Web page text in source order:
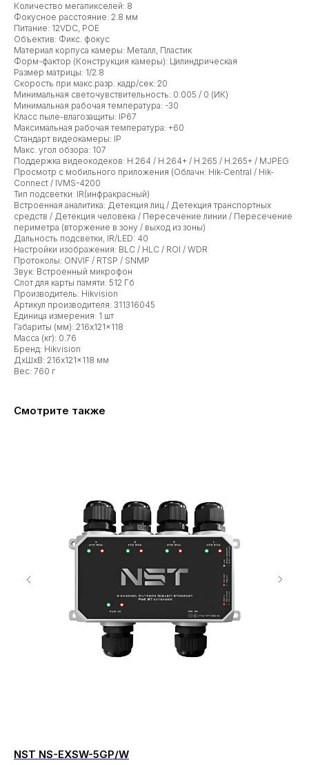
Количество мегапикселей: 8
Фокусное расстояние: 2.8 мм
Питание: 12VDC, POE
Объектив: Фикс. фокус
Материал корпуса камеры: Металл, Пластик
Форм-фактор (Конструкция камеры): Цилиндрическая
Размер матрицы: 1/2.8
Скорость при макс.разр. кадр/сек: 20
Минимальная светочувствительность: 0.005 / 0 (ИК)
Минимальная рабочая температура: -30
Класс пыле-влагозащиты: IP67
Максимальная рабочая температура: +60
Стандарт видеокамеры: IP
Макс. угол обзора: 107
Поддержка видеокодеков: H.264 / H.264+ / H.265 / H.265+ / MJPEG
Просмотр с мобильного приложения (Облачн: Hik-Central / Hik-
Connect / IVMS-4200
Тип подсветки: IR(инфракрасный)
Встроенная аналитика: Детекция лиц / Детекция транспортных
средств / Детекция человека / Пересечение линии / Пересечение
периметра (вторжение в зону / выход из зоны)
Дальность подсветки, IR/LED: 40
Настройки изображения: BLC / HLC / ROI / WDR
Протоколы: ONVIF / RTSP / SNMP
Звук: Встроенный микрофон
Слот для карты памяти: 512 Гб
Производитель: Hikvision
Артикул производителя: 311316045
Единица измерения: 1 шт
Габариты (мм): 216x121x118
Масса (кг): 0.76
Бренд: Hikvision
ДxШxВ: 216x121x118 мм
Вес: 760 г
Смотрите также
NST NS-EXSW-5GP/W